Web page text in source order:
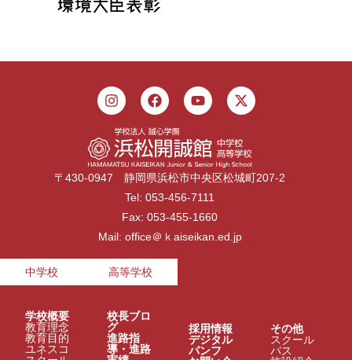
〒430-0947 静岡県浜松市中央区松城町207-2
Tel: 053-456-7111
Fax: 053-455-1660
Mail: office＠ｋaiseikan.ed.jp
中学校 高等学校
学校概要
教育理念
教育目的
ユネスコ
校長ブロ
グ
進路指
導・進路
採用情報
デジタル
パンフ
その他
スクール
バス